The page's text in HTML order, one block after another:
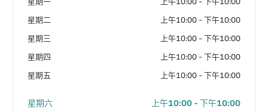
星期二 上午10:00 - 下午10:00
星期三 上午10:00 - 下午10:00
星期四 上午10:00 - 下午10:00
星期五 上午10:00 - 下午10:00
星期六 上午10:00 - 下午10:00